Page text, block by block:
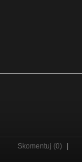
Skomentuj (0)